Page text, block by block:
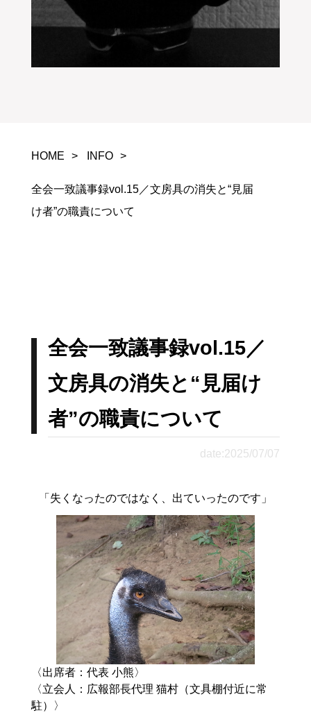
HOME INFO
全会一致議事録vol.15／文房具の消失と“見届
け者”の職責について
全会一致議事録vol.15／
文房具の消失と“見届け
者”の職責について
date:2025/07/07
「失くなったのではなく、出ていったのです」
〈出席者：代表 小熊〉
〈立会人：広報部長代理 猫村（文具棚付近に常
駐）〉